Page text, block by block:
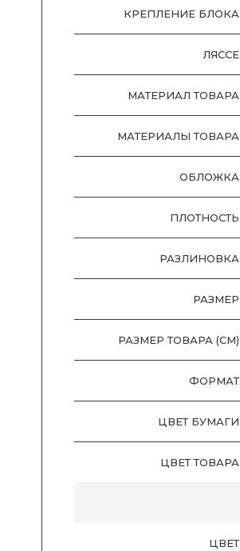
КРЕПЛЕНИЕ БЛОКА
ЛЯССЕ
МАТЕРИАЛ ТОВАРА
МАТЕРИАЛЫ ТОВАРА
ОБЛОЖКА
ПЛОТНОСТЬ
РАЗЛИНОВКА
РАЗМЕР
РАЗМЕР ТОВАРА (СМ)
ФОРМАТ
ЦВЕТ БУМАГИ
ЦВЕТ ТОВАРА
ЦВЕТ